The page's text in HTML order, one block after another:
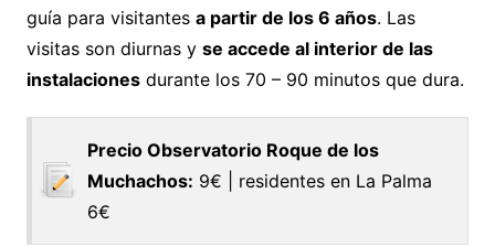
guía para visitantes a partir de los 6 años. Las
visitas son diurnas y se accede al interior de las
instalacionesdurante los 70 – 90 minutos que dura.
Precio Observatorio Roque de los
Muchachos: 9€ | residentes en La Palma
6€